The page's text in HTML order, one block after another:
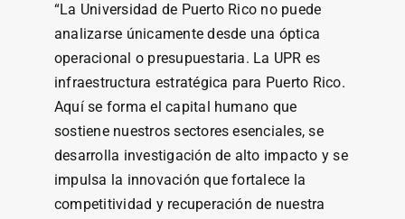
“La Universidad de Puerto Rico no puede
analizarse únicamente desde una óptica
operacional o presupuestaria. La UPR es
infraestructura estratégica para Puerto Rico.
Aquí se forma el capital humano que
sostiene nuestros sectores esenciales, se
desarrolla investigación de alto impacto y se
impulsa la innovación que fortalece la
competitividad y recuperación de nuestra